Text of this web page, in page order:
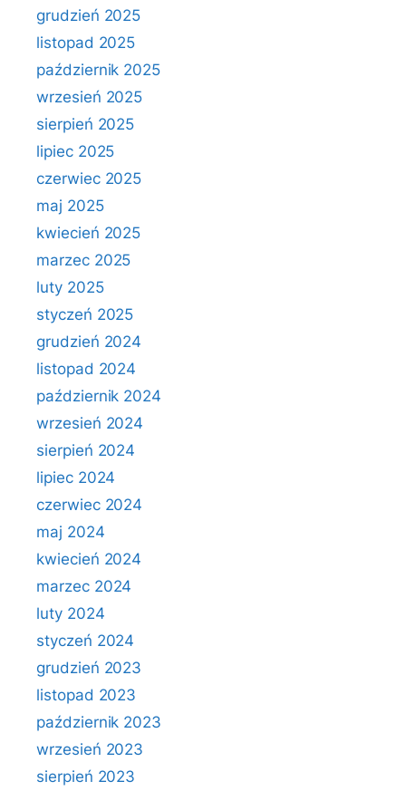
grudzień 2025
listopad 2025
październik 2025
wrzesień 2025
sierpień 2025
lipiec 2025
czerwiec 2025
maj 2025
kwiecień 2025
marzec 2025
luty 2025
styczeń 2025
grudzień 2024
listopad 2024
październik 2024
wrzesień 2024
sierpień 2024
lipiec 2024
czerwiec 2024
maj 2024
kwiecień 2024
marzec 2024
luty 2024
styczeń 2024
grudzień 2023
listopad 2023
październik 2023
wrzesień 2023
sierpień 2023